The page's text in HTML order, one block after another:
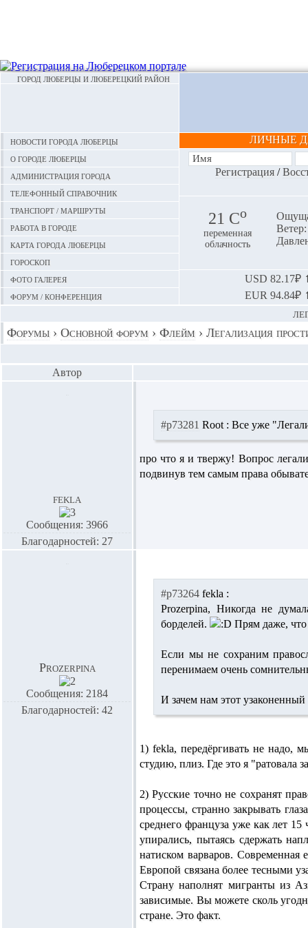
ГОРОД ЛЮБЕРЦЫ И ЛЮБЕРЕЦКИЙ РАЙОН
Новости города Люберцы
О городе Люберцы
Администрация города
Телефонный справочник
Транспорт / маршруты
Работа в городе
Карта города Люберцы
Гороскоп
Фото галерея
Форум / конференция
ЛИЧНЫЕ
Регистрация/
21 Сo
переменная
облачность
USD 82.17₽
EUR 94.84₽
Форумы › Основной форум › Флейм › Легализация
Автор
fekla
Сообщения: 3966
Благодарностей: 27
#p73281 Root : Все уже
про что я и твержу! Вопрос
подвинув тем самым права
Prozerpina
Сообщения: 2184
Благодарностей: 42
#p73264 fekla :
Prozerpina, Никогда не
борделей.
Прям даже,
Если мы не сохраним
перенимаем очень
И зачем нам этот
1) fekla, передёргивать не надо,
студию, плиз. Где это я "ратовала
2) Русские точно не сохранят
процессы, странно закрывать
среднего француза уже как лет
упирались, пытаясь сдержать
натиском варваров. Современная
Европой связана более тесными
Страну наполнят мигранты из
зависимые. Вы можете сколь
стране. Это факт.